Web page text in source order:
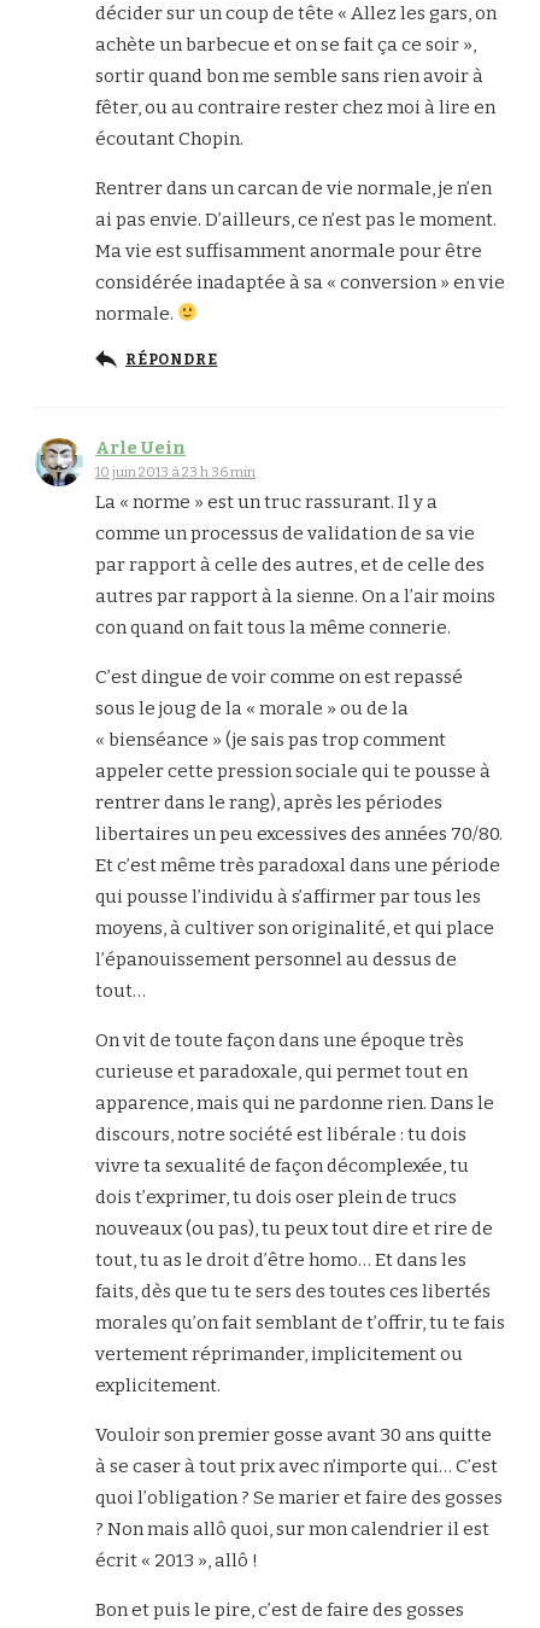
décider sur un coup de tête « Allez les gars, on
achète un barbecue et on se fait ça ce soir »,
sortir quand bon me semble sans rien avoir à
fêter, ou au contraire rester chez moi à lire en
écoutant Chopin.
Rentrer dans un carcan de vie normale, je n’en
ai pas envie. D’ailleurs, ce n’est pas le moment.
Ma vie est suffisamment anormale pour être
considérée inadaptée à sa « conversion » en vie
normale.
RÉPONDRE
Arle Uein
10 juin 2013 à 23 h 36 min
La « norme » est un truc rassurant. Il y a
comme un processus de validation de sa vie
par rapport à celle des autres, et de celle des
autres par rapport à la sienne. On a l’air moins
con quand on fait tous la même connerie.
C’est dingue de voir comme on est repassé
sous le joug de la « morale » ou de la
« bienséance » (je sais pas trop comment
appeler cette pression sociale qui te pousse à
rentrer dans le rang), après les périodes
libertaires un peu excessives des années 70/80.
Et c’est même très paradoxal dans une période
qui pousse l’individu à s’affirmer par tous les
moyens, à cultiver son originalité, et qui place
l’épanouissement personnel au dessus de
tout…
On vit de toute façon dans une époque très
curieuse et paradoxale, qui permet tout en
apparence, mais qui ne pardonne rien. Dans le
discours, notre société est libérale : tu dois
vivre ta sexualité de façon décomplexée, tu
dois t’exprimer, tu dois oser plein de trucs
nouveaux (ou pas), tu peux tout dire et rire de
tout, tu as le droit d’être homo… Et dans les
faits, dès que tu te sers des toutes ces libertés
morales qu’on fait semblant de t’offrir, tu te fais
vertement réprimander, implicitement ou
explicitement.
Vouloir son premier gosse avant 30 ans quitte
à se caser à tout prix avec n’importe qui… C’est
quoi l’obligation ? Se marier et faire des gosses
? Non mais allô quoi, sur mon calendrier il est
écrit « 2013 », allô !
Bon et puis le pire, c’est de faire des gosses